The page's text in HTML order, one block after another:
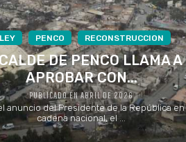
LEY PENCO RECONSTRUCCION
DE PENCO LLAMA A
APROBAR CON...
PUBLICADO EN ABRIL DE 2026
anuncio del Presidente de la República en
cadena nacional, el ...